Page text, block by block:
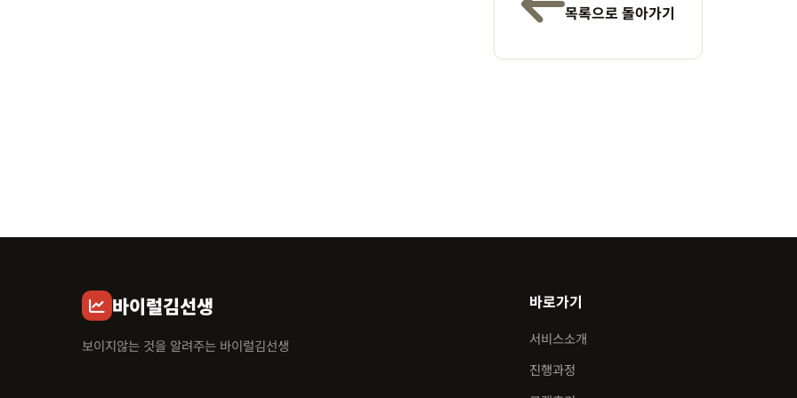
목록으로 돌아가기
바이럴김선생
보이지않는 것을 알려주는 바이럴김선생
바로가기
서비스소개
진행과정